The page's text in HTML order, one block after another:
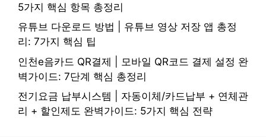
5가지 핵심 항목 총정리
유튜브 다운로드 방법 | 유튜브 영상 저장 앱 총정
리: 7가지 핵심 팁
인천e음카드 QR결제 | 모바일 QR코드 결제 설정 완
벽가이드: 7단계 핵심 총정리
전기요금 납부시스템 | 자동이체/카드납부 + 연체관
리 + 할인제도 완벽가이드: 5가지 핵심 전략